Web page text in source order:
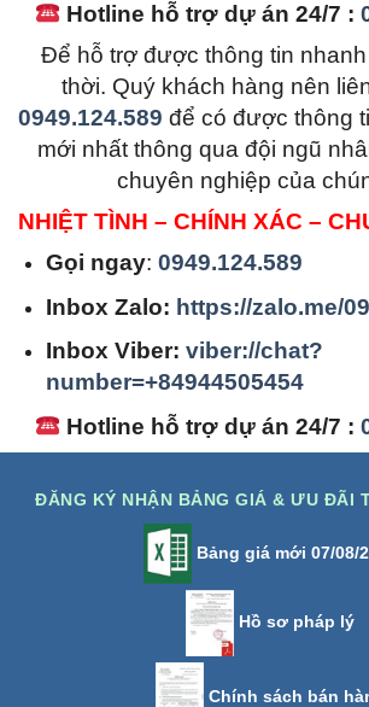
Hotline hỗ trợ dự án 24/7 :
Để hỗ trợ được thông tin
thời. Quý khách hàng nên
0949.124.589 để có được thông
mới nhất thông qua đội ngũ
chuyên nghiệp của
NHIỆT TÌNH – CHÍNH XÁC –
Gọi ngay:0949.124.589
Inbox Zalo: https://zalo.me/
Inbox Viber:viber://chat?
number=+84944505454
Hotline hỗ trợ dự án 24/7 :
ĐĂNG KÝ NHẬN BẢNG GIÁ & ƯU ĐÃI
Bảng giá mới 07/08/
Hồ sơ pháp lý
Chính sách bán